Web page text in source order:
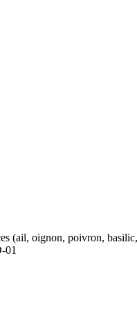
(ail, oignon, poivron,
01